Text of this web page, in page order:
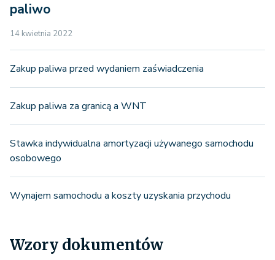
paliwo
14 kwietnia 2022
Zakup paliwa przed wydaniem zaświadczenia
Zakup paliwa za granicą a WNT
Stawka indywidualna amortyzacji używanego samochodu
osobowego
Wynajem samochodu a koszty uzyskania przychodu
Wzory dokumentów